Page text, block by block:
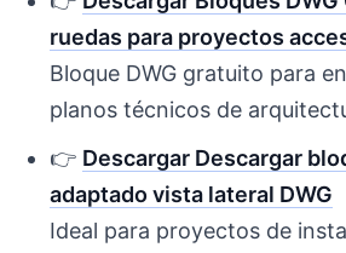
ruedas para proyectos
Bloque DWG gratuito para
planos técnicos de
👉 Descargar Descargar
adaptado vista lateral DWG
Ideal para proyectos de